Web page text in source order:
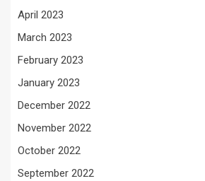
April 2023
March 2023
February 2023
January 2023
December 2022
November 2022
October 2022
September 2022